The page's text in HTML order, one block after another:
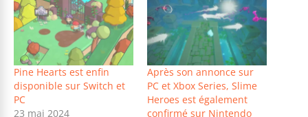
Pine Hearts est enfin
disponible sur Switch et
PC
23 mai 2024
Après son annonce sur
PC et Xbox Series, Slime
Heroes est également
confirmé sur Nintendo